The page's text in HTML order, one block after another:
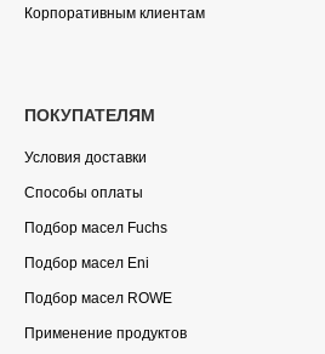
Корпоративным клиентам
ПОКУПАТЕЛЯМ
Условия доставки
Способы оплаты
Подбор масел Fuchs
Подбор масел Eni
Подбор масел ROWE
Применение продуктов